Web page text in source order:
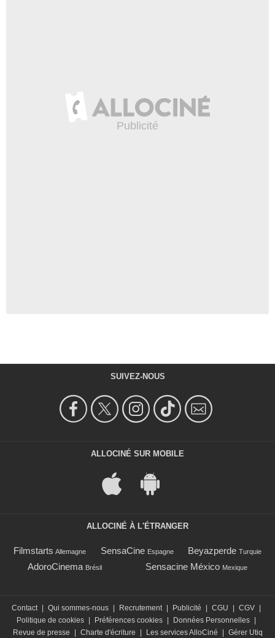
SUIVEZ-NOUS
ALLOCINÉ SUR MOBILE
ALLOCINÉ À L'ÉTRANGER
Filmstarts Allemagne SensaCine Espagne Beyazperde Turquie
AdoroCinema Brésil Sensacine México Mexique
Contact Qui sommes-nous Recrutement Publicité CGU CGV
Politique de cookies
Préférences cookies Données Personnelles
Revue de presse
Charte d'écriture Les services AlloCiné Gérer Utiq